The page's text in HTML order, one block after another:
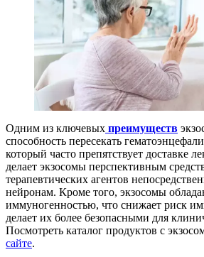
Одним из ключевых преимуществ
способность пересекать
который часто препятствует доставке
делает экзосомы перспективным
терапевтических агентов
нейронам. Кроме того, экзосомы
иммуногенностью, что снижает риск
делает их более безопасными для
Посмотреть каталог продуктов с
сайте.